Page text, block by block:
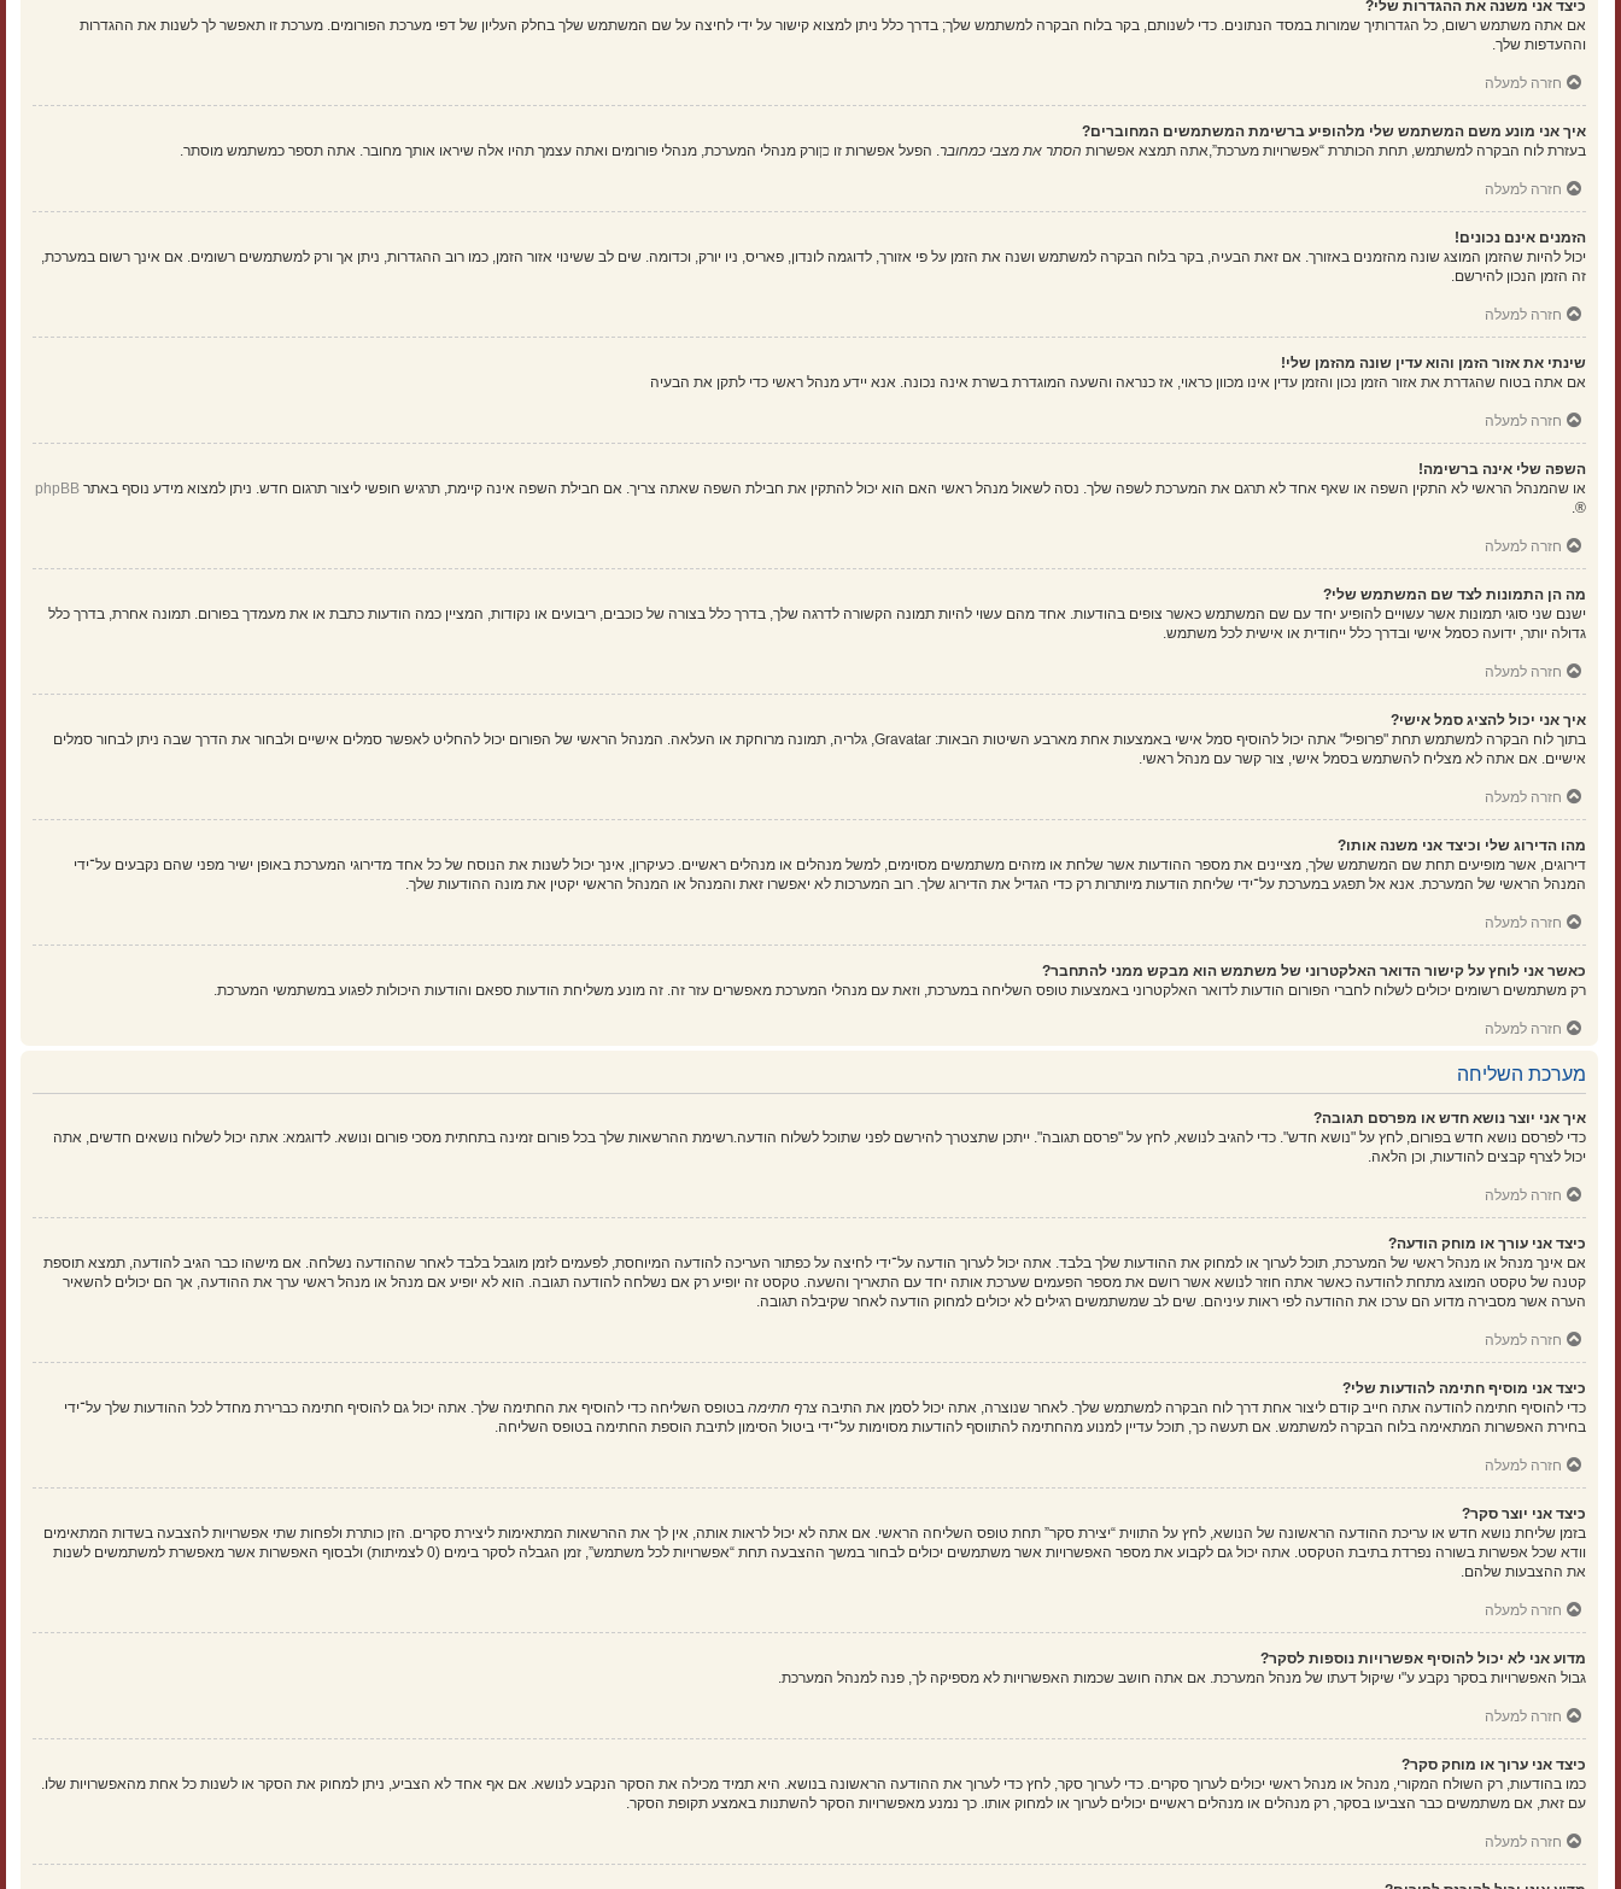
כיצד אני משנה את ההגדרות שלי?
אם אתה משתמש רשום, כל הגדרותיך שמורות במסד הנתונים. כדי לשנותם, בקר בלוח הבקרה למשתמש שלך; בדרך כלל ניתן למצוא קישור על ידי לחיצה על שם המשתמש שלך בחלק העליון של דפי מערכת הפורומים. מערכת זו תאפשר לך לשנות את ההגדרות
וההעדפות שלך.
חזרה למעלה
איך אני מונע משם המשתמש שלי מלהופיע ברשימת המשתמשים המחוברים?
בעזרת לוח הבקרה למשתמש, תחת הכותרת “אפשרויות מערכת”,אתה תמצא אפשרות הסתר את מצבי כמחובר. הפעל אפשרות זו כןורק מנהלי המערכת, מנהלי פורומים ואתה עצמך תהיו אלה שיראו אותך מחובר. אתה תספר כמשתמש מוסתר.
חזרה למעלה
הזמנים אינם נכונים!
יכול להיות שהזמן המוצג שונה מהזמנים באזורך. אם זאת הבעיה, בקר בלוח הבקרה למשתמש ושנה את הזמן על פי אזורך, לדוגמה לונדון, פאריס, ניו יורק, וכדומה. שים לב ששינוי אזור הזמן, כמו רוב ההגדרות, ניתן אך ורק למשתמשים רשומים. אם אינך רשום במערכת,
זה הזמן הנכון להירשם.
חזרה למעלה
שינתי את אזור הזמן והוא עדין שונה מהזמן שלי!
אם אתה בטוח שהגדרת את אזור הזמן נכון והזמן עדין אינו מכוון כראוי, אז כנראה והשעה המוגדרת בשרת אינה נכונה. אנא יידע מנהל ראשי כדי לתקן את הבעיה
חזרה למעלה
השפה שלי אינה ברשימה!
או שהמנהל הראשי לא התקין השפה או שאף אחד לא תרגם את המערכת לשפה שלך. נסה לשאול מנהל ראשי האם הוא יכול להתקין את חבילת השפה שאתה צריך. אם חבילת השפה אינה קיימת, תרגיש חופשי ליצור תרגום חדש. ניתן למצוא מידע נוסף באתר phpBB
®.
חזרה למעלה
מה הן התמונות לצד שם המשתמש שלי?
ישנם שני סוגי תמונות אשר עשויים להופיע יחד עם שם המשתמש כאשר צופים בהודעות. אחד מהם עשוי להיות תמונה הקשורה לדרגה שלך, בדרך כלל בצורה של כוכבים, ריבועים או נקודות, המציין כמה הודעות כתבת או את מעמדך בפורום. תמונה אחרת, בדרך כלל
גדולה יותר, ידועה כסמל אישי ובדרך כלל ייחודית או אישית לכל משתמש.
חזרה למעלה
איך אני יכול להציג סמל אישי?
בתוך לוח הבקרה למשתמש תחת "פרופיל" אתה יכול להוסיף סמל אישי באמצעות אחת מארבע השיטות הבאות: Gravatar, גלריה, תמונה מרוחקת או העלאה. המנהל הראשי של הפורום יכול להחליט לאפשר סמלים אישיים ולבחור את הדרך שבה ניתן לבחור סמלים
אישיים. אם אתה לא מצליח להשתמש בסמל אישי, צור קשר עם מנהל ראשי.
חזרה למעלה
מהו הדירוג שלי וכיצד אני משנה אותו?
דירוגים, אשר מופיעים תחת שם המשתמש שלך, מציינים את מספר ההודעות אשר שלחת או מזהים משתמשים מסוימים, למשל מנהלים או מנהלים ראשיים. כעיקרון, אינך יכול לשנות את הנוסח של כל אחד מדירוגי המערכת באופן ישיר מפני שהם נקבעים על־ידי
המנהל הראשי של המערכת. אנא אל תפגע במערכת על־ידי שליחת הודעות מיותרות רק כדי הגדיל את הדירוג שלך. רוב המערכות לא יאפשרו זאת והמנהל או המנהל הראשי יקטין את מונה ההודעות שלך.
חזרה למעלה
כאשר אני לוחץ על קישור הדואר האלקטרוני של משתמש הוא מבקש ממני להתחבר?
רק משתמשים רשומים יכולים לשלוח לחברי הפורום הודעות לדואר האלקטרוני באמצעות טופס השליחה במערכת, וזאת עם מנהלי המערכת מאפשרים עזר זה. זה מונע משליחת הודעות ספאם והודעות היכולות לפגוע במשתמשי המערכת.
חזרה למעלה
מערכת השליחה
איך אני יוצר נושא חדש או מפרסם תגובה?
כדי לפרסם נושא חדש בפורום, לחץ על "נושא חדש". כדי להגיב לנושא, לחץ על "פרסם תגובה". ייתכן שתצטרך להירשם לפני שתוכל לשלוח הודעה.רשימת ההרשאות שלך בכל פורום זמינה בתחתית מסכי פורום ונושא. לדוגמא: אתה יכול לשלוח נושאים חדשים, אתה
יכול לצרף קבצים להודעות, וכן הלאה.
חזרה למעלה
כיצד אני עורך או מוחק הודעה?
אם אינך מנהל או מנהל ראשי של המערכת, תוכל לערוך או למחוק את ההודעות שלך בלבד. אתה יכול לערוך הודעה על־ידי לחיצה על כפתור העריכה להודעה המיוחסת, לפעמים לזמן מוגבל בלבד לאחר שההודעה נשלחה. אם מישהו כבר הגיב להודעה, תמצא תוספת
קטנה של טקסט המוצג מתחת להודעה כאשר אתה חוזר לנושא אשר רושם את מספר הפעמים שערכת אותה יחד עם התאריך והשעה. טקסט זה יופיע רק אם נשלחה להודעה תגובה. הוא לא יופיע אם מנהל או מנהל ראשי ערך את ההודעה, אך הם יכולים להשאיר
הערה אשר מסבירה מדוע הם ערכו את ההודעה לפי ראות עיניהם. שים לב שמשתמשים רגילים לא יכולים למחוק הודעה לאחר שקיבלה תגובה.
חזרה למעלה
כיצד אני מוסיף חתימה להודעות שלי?
כדי להוסיף חתימה להודעה אתה חייב קודם ליצור אחת דרך לוח הבקרה למשתמש שלך. לאחר שנוצרה, אתה יכול לסמן את התיבה צרף חתימה בטופס השליחה כדי להוסיף את החתימה שלך. אתה יכול גם להוסיף חתימה כברירת מחדל לכל ההודעות שלך על־ידי
בחירת האפשרות המתאימה בלוח הבקרה למשתמש. אם תעשה כך, תוכל עדיין למנוע מהחתימה להתווסף להודעות מסוימות על־ידי ביטול הסימון לתיבת הוספת החתימה בטופס השליחה.
חזרה למעלה
כיצד אני יוצר סקר?
בזמן שליחת נושא חדש או עריכת ההודעה הראשונה של הנושא, לחץ על התווית “יצירת סקר” תחת טופס השליחה הראשי. אם אתה לא יכול לראות אותה, אין לך את ההרשאות המתאימות ליצירת סקרים. הזן כותרת ולפחות שתי אפשרויות להצבעה בשדות המתאימים
וודא שכל אפשרות בשורה נפרדת בתיבת הטקסט. אתה יכול גם לקבוע את מספר האפשרויות אשר משתמשים יכולים לבחור במשך ההצבעה תחת “אפשרויות לכל משתמש”, זמן הגבלה לסקר בימים (0 לצמיתות) ולבסוף האפשרות אשר מאפשרת למשתמשים לשנות
את ההצבעות שלהם.
חזרה למעלה
מדוע אני לא יכול להוסיף אפשרויות נוספות לסקר?
גבול האפשרויות בסקר נקבע ע"י שיקול דעתו של מנהל המערכת. אם אתה חושב שכמות האפשרויות לא מספיקה לך, פנה למנהל המערכת.
חזרה למעלה
כיצד אני ערוך או מוחק סקר?
כמו בהודעות, רק השולח המקורי, מנהל או מנהל ראשי יכולים לערוך סקרים. כדי לערוך סקר, לחץ כדי לערוך את ההודעה הראשונה בנושא. היא תמיד מכילה את הסקר הנקבע לנושא. אם אף אחד לא הצביע, ניתן למחוק את הסקר או לשנות כל אחת מהאפשרויות שלו.
עם זאת, אם משתמשים כבר הצביעו בסקר, רק מנהלים או מנהלים ראשיים יכולים לערוך או למחוק אותו. כך נמנע מאפשרויות הסקר להשתנות באמצע תקופת הסקר.
חזרה למעלה